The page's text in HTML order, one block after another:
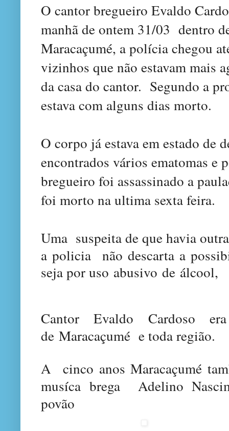
O cantorbregueiro Evaldo
manhã de ontem 31/03 dentro
Maracaçumé, a polícia chegou
vizinhos que não estavam mais
da casa do cantor. Segundo a pr
estava com alguns dias morto.
O corpo já estava em estado de
encontrados vários ematomas e
bregueiro foi assassinado a
foi morto na ultima sexta feira.
Uma suspeita de que havia
a policia não descarta a poss
seja por uso abusivo de álcool,
Cantor Evaldo Cardoso
de Maracaçumé e toda região.
A cinco anos Maracaçumé
musíca brega Adelino
povão